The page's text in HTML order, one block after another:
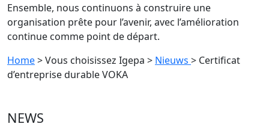
Ensemble, nous continuons à construire une
organisation prête pour l’avenir, avec l’amélioration
continue comme point de départ.
Home> Vous choisissez Igepa > Nieuws > Certificat
d’entreprise durable VOKA
NEWS